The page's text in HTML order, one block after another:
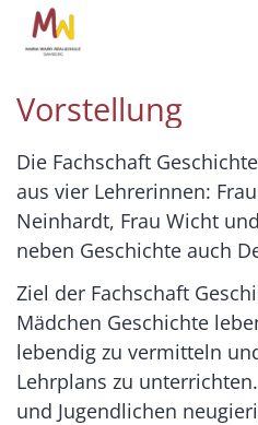
Zum Inhalt springen
Vorstellung
Die Fachschaft
aus vier Lehrerinnen:
Neinhardt, Frau Wicht
neben Geschichte auch
Ziel der Fachschaft
Mädchen Geschichte
lebendig zu vermitteln
Lehrplans zu
und Jugendlichen